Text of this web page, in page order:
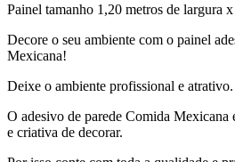
Painel tamanho 1,20 metros de largura
Decore o seu ambiente com o painel
Mexicana!
Deixe o ambiente profissional e atrativo.
O adesivo de parede Comida Mexicana
e criativa de decorar.